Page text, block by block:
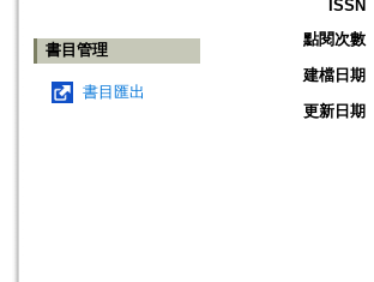
書目管理
書目匯出
ISSN
點閱次數
建檔日期
更新日期